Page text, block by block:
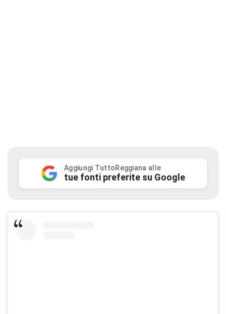
Aggiungi TuttoReggiana alle
tue fonti preferite su Google